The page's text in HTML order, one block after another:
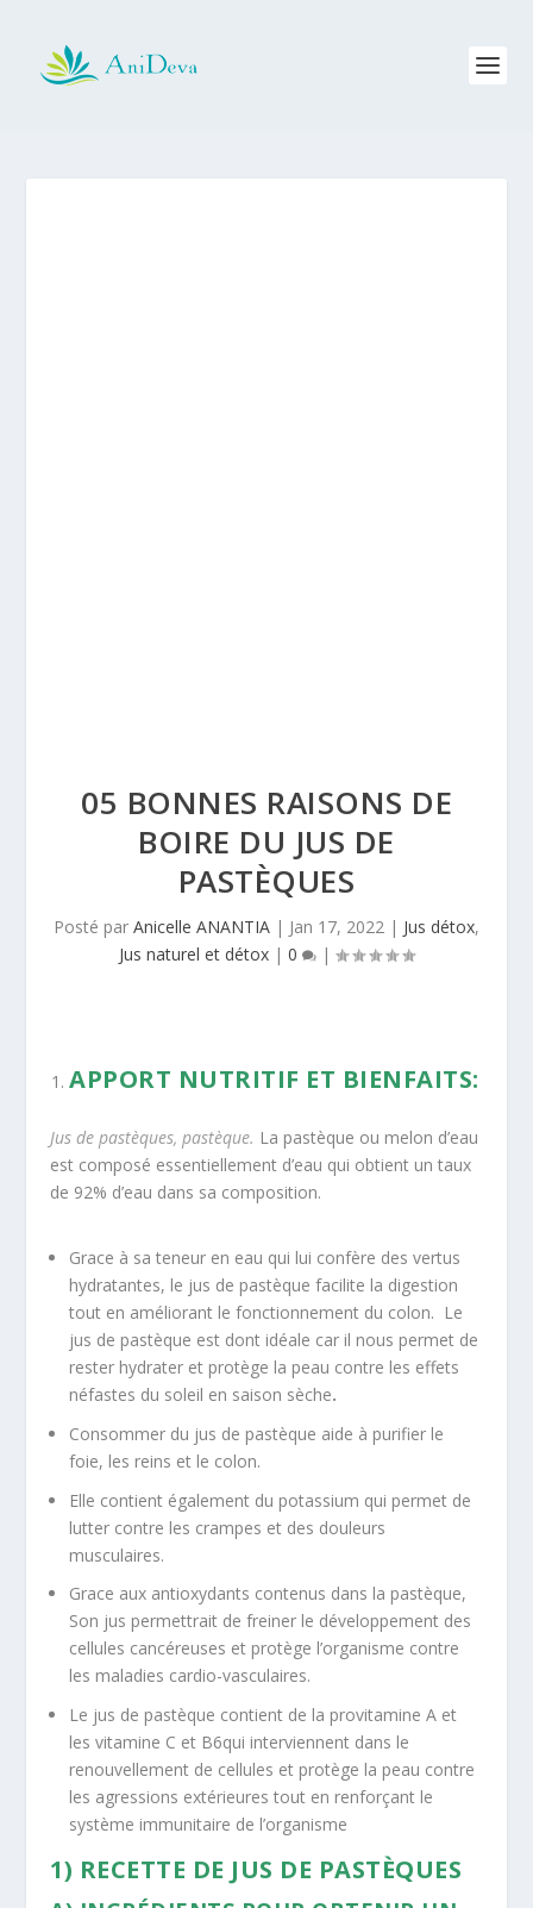
05 BONNES RAISONS DE
BOIRE DU JUS DE
PASTÈQUES
Posté par Anicelle ANANTIA | Jan 17, 2022 | Jus détox,
Jus naturel et détox | 0 |
APPORT NUTRITIF ET BIENFAITS:
Jus de pastèques, pastèque. La pastèque ou melon d’eau
est composé essentiellement d’eau qui obtient un taux
de 92% d’eau dans sa composition.
Grace à sa teneur en eau qui lui confère des vertus
hydratantes, le jus de pastèque facilite la digestion
tout en améliorant le fonctionnement du colon. Le
jus de pastèque est dont idéale car il nous permet de
rester hydrater et protège la peau contre les effets
néfastes du soleil en saison sèche.
Consommer du jus de pastèque aide à purifier le
foie, les reins et le colon.
Elle contient également du potassium qui permet de
lutter contre les crampes et des douleurs
musculaires.
Grace aux antioxydants contenus dans la pastèque,
Son jus permettrait de freiner le développement des
cellules cancéreuses et protège l’organisme contre
les maladies cardio-vasculaires.
Le jus de pastèque contient de la provitamine A et
les vitamine C et B6qui interviennent dans le
renouvellement de cellules et protège la peau contre
les agressions extérieures tout en renforçant le
système immunitaire de l’organisme
1) RECETTE DE JUS DE PASTÈQUES